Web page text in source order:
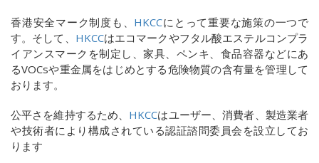
香港安全マーク制度も、 HKCCにとって重要な施策の一つで
す。そして、 HKCCはエコマークやフタル酸エステルコンプラ
イアンスマークを制定し、家具、ペンキ、食品容器などにあ
るVOCsや重金属をはじめとする危険物質の含有量を管理して
おります。
公平さを維持するため、 HKCCはユーザー、消費者、製造業者
や技術者により構成されている認証諮問委員会を設立してお
ります